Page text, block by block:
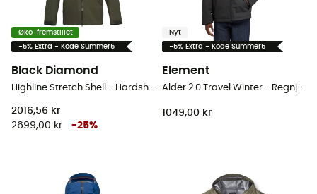
Øko-fremstillet
-5% Extra - Kode Summer5
Black Diamond
Highline Stretch Shell - Hardshell jakke - Herrer
2016,56 kr
2699,00 kr
-25%
Nyt
-5% Extra - Kode Summer5
Element
Alder 2.0 Travel Winter - Regnjakke - Herrer
1049,00 kr